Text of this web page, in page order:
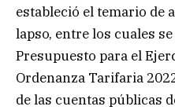
estableció el temario de
lapso, entre los cuales
Presupuesto para el
Ordenanza Tarifaria
de las cuentas públicas